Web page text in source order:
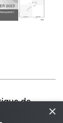
de
|
×